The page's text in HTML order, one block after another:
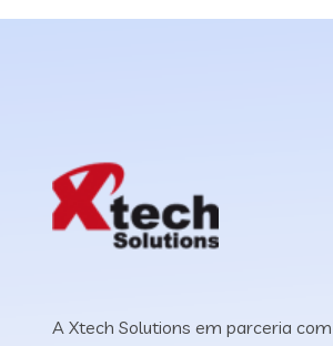
A Xtech Solutions em parceria